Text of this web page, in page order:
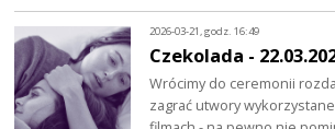
2026-03-21, godz. 16:49
Czekolada -
Wrócimy do ceremonii
zagrać utwory